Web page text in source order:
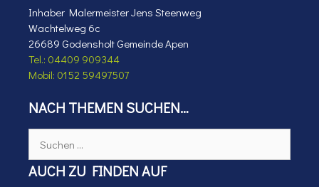
Inhaber Malermeister Jens Steenweg
Wachtelweg 6c
26689 Godensholt Gemeinde Apen
Tel.: 04409 909344
Mobil: 0152 59497507
NACH THEMEN SUCHEN…
nach:
AUCH ZU FINDEN AUF